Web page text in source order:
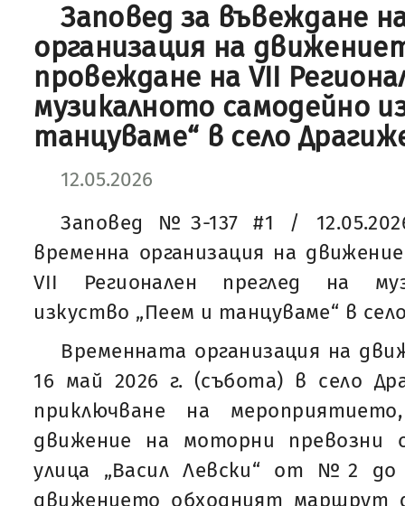
Заповед за въвеждане
организация на
провеждане на VII
музикалното самодейно
танцуваме“ в село
12.05.2026
Заповед №З-137 #1 /
временна организация на
VII Регионален преглед на
изкуство „Пеем и танцуваме“ в
Временната организация на
16 май 2026 г. (събота) в село
приключване на
движение на моторни превозни
улица „Васил Левски“ от №2
движението обходният маршрут